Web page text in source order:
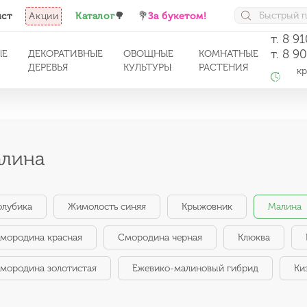
Акции Каталог🌳 💐За букетом!
ДЕКОРАТИВНЫЕ
ДЕРЕВЬЯ
ОВОЩНЫЕ
КУЛЬТУРЫ
КОМНАТНЫЕ
РАСТЕНИЯ
т. 8
т. 8
Жимолость синяя Крыжовник Малина
красная Смородина черная Клюква
золотистая Ежевико-малиновый гибрид